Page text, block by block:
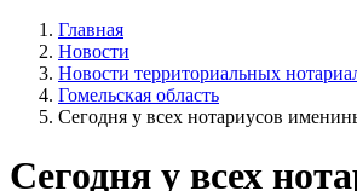
Главная
Новости
Новости территориальных
Гомельская область
Сегодня у всех нотариусов
Сегодня у всех